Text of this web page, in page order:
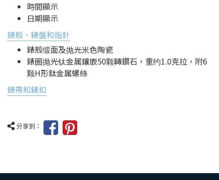
時間顯示
日期顯示
錶殼、錶盤和指針
錶殼缎面及抛光米色陶瓷
錶圈抛光钛金属鑲嵌50颗轉鑽石，重约1.0克拉，附6
颗H形鈦金属螺絲
錶帶和錶扣
分享到：